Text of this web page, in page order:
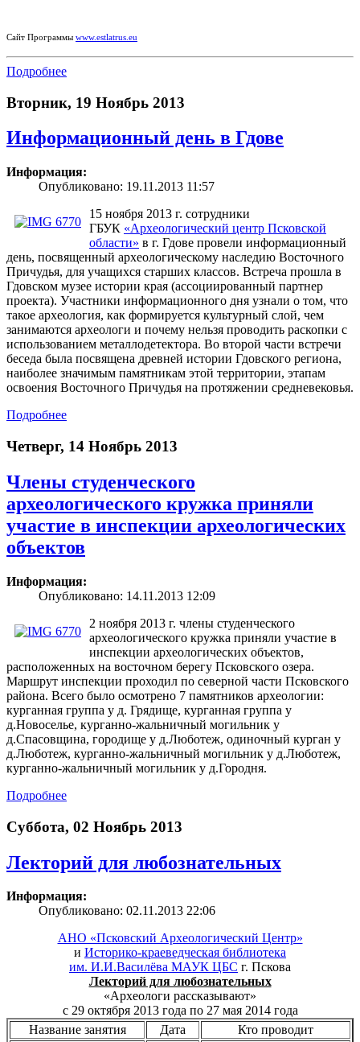
Сайт Программы www.estlatrus.eu
Подробнее
Вторник, 19 Ноябрь 2013
Информационный день в Гдове
Информация:
Опубликовано: 19.11.2013 11:57
15 ноября 2013 г. сотрудники
ГБУК «Археологический центр Псковской
области» в г. Гдове провели информационный
день, посвященный археологическому наследию Восточного
Причудья, для учащихся старших классов. Встреча прошла в
Гдовском музее истории края (ассоциированный партнер
проекта). Участники информационного дня узнали о том, что
такое археология, как формируется культурный слой, чем
занимаются археологи и почему нельзя проводить раскопки с
использованием металлодетектора. Во второй части встречи
беседа была посвящена древней истории Гдовского региона,
наиболее значимым памятникам этой территории, этапам
освоения Восточного Причудья на протяжении средневековья.
Подробнее
Четверг, 14 Ноябрь 2013
Члены студенческого
археологического кружка приняли
участие в инспекции археологических
объектов
Информация:
Опубликовано: 14.11.2013 12:09
2 ноября 2013 г. члены студенческого
археологического кружка приняли участие в
инспекции археологических объектов,
расположенных на восточном берегу Псковского озера.
Маршрут инспекции проходил по северной части Псковского
района. Всего было осмотрено 7 памятников археологии:
курганная группа у д. Грядище, курганная группа у
д.Новоселье, курганно-жальничный могильник у
д.Спасовщина, городище у д.Люботеж, одиночный курган у
д.Люботеж, курганно-жальничный могильник у д.Люботеж,
курганно-жальничный могильник у д.Городня.
Подробнее
Суббота, 02 Ноябрь 2013
Лекторий для любознательных
Информация:
Опубликовано: 02.11.2013 22:06
АНО «Псковский Археологический Центр»
и Историко-краеведческая библиотека
им. И.И.Василёва МАУК ЦБС г. Пскова
Лекторий для любознательных
«Археологи рассказывают»
с 29 октября 2013 года по 27 мая 2014 года
Название занятия
Дата Кто проводит